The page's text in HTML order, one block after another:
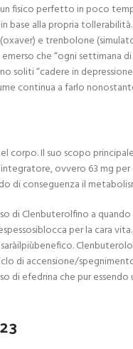
fisico perfetto in poco
base alla propria tollerabilità.
e trenbolone
che “ogni settimana
soliti “cadere in
continua a farlo
corpo. Il suo scopo
ovvero 63 mg
di conseguenza il
di Clenbuterolfino a
per la cara
di accensione/
efedrina che pur